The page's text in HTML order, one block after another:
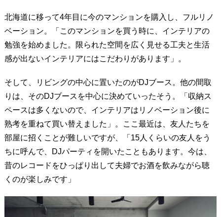
北海道に移って4年目に今のマンションを購入し、フルリノ
ベーション。「このマンションを買う時に、インテリアの
勉強を始めました。限られた空間を広く見せる工夫と生活
感が出ないインテリアにはこだわりがあります」。
そして、リビングの中心に置いたのがDJブース。他の間取
りは、そのDJブースを中心に決めていったそう。「収納ス
ペースは多くないので、インテリアはリノベーション後に
熟考を重ねて買い替えました」。ここ最近は、友人たちを
部屋に招くことが難しいですが、「15人くらいの友人をう
ちに呼んで、DJパーティを開いたこともあります。今は、
昔のレコードをひっぱり出して夫婦でお酒を飲みながら聴
くのが楽しみです」